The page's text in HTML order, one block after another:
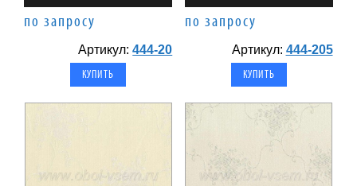
по запросу
Артикул:444-20
по запросу
Артикул: 444-205